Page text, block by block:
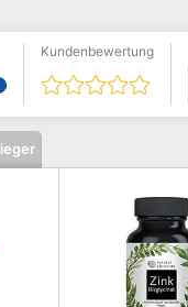
Kundenbewertung